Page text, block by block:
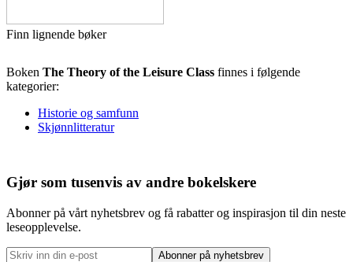
Finn lignende bøker
Boken The Theory of the Leisure Class finnes i følgende
kategorier:
Historie og samfunn
Skjønnlitteratur
Gjør som tusenvis av andre bokelskere
Abonner på vårt nyhetsbrev og få rabatter og inspirasjon til din neste
leseopplevelse.
Abonner på nyhetsbrev